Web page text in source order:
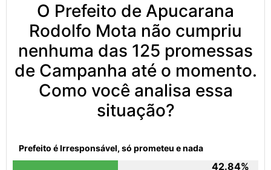
O Prefeito de Apucarana
Rodolfo Mota não cumpriu
nenhuma das 125 promessas
de Campanha até o momento.
Como você analisa essa
situação?
Prefeito é Irresponsável, só prometeu e nada
42.84%